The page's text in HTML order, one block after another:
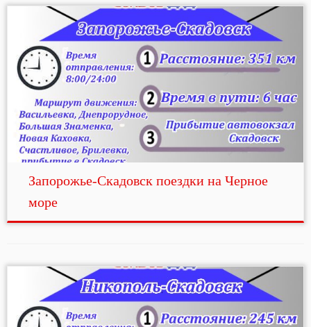
Запорожье-Скадовск поездки на Черное
море